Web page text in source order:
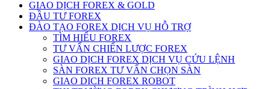
GIAO DỊCH FOREX & GOLD
ĐẦU TƯ FOREX
ĐÀO TẠO FOREX DỊCH VỤ HỖ TRỢ
TÌM HIỂU FOREX
TƯ VẤN CHIẾN LƯỢC FOREX
GIAO DỊCH FOREX DỊCH VỤ CỨU LỆNH
SÀN FOREX TƯ VẤN CHỌN SÀN
GIAO DICH FOREX ROBOT